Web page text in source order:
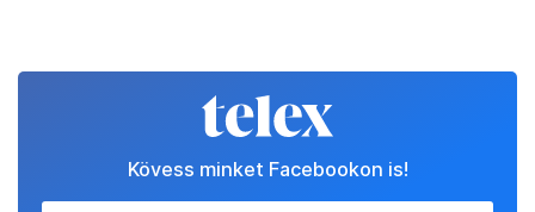
Kövess minket Facebookon is!